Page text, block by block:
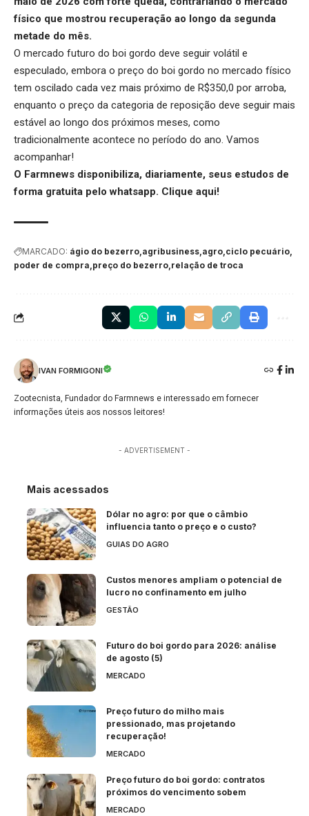
físico que mostrou recuperação ao longo da segunda
metade do mês.
O mercado futuro do boi gordo deve seguir volátil e
especulado, embora o preço do boi gordo no mercado físico
tem oscilado cada vez mais próximo de R$350,0 por arroba,
enquanto o preço da categoria de reposição deve seguir mais
estável ao longo dos próximos meses, como
tradicionalmente acontece no período do ano. Vamos
acompanhar!
O Farmnews disponibiliza, diariamente, seus estudos de
forma gratuita pelo whatsapp. Clique aqui!
MARCADO: ágio do bezerro agribusiness agro ciclo pecuário
poder de compra preço do bezerro relação de troca
IVAN FORMIGONI
Zootecnista, Fundador do Farmnews e interessado em fornecer
informações úteis aos nossos leitores!
- ADVERTISEMENT -
Mais acessados
Dólar no agro: por que o câmbio
influencia tanto o preço e o custo?
GUIAS DO AGRO
Custos menores ampliam o potencial de
lucro no confinamento em julho
GESTÃO
Futuro do boi gordo para 2026: análise
de agosto (5)
MERCADO
Preço futuro do milho mais
pressionado, mas projetando
recuperação!
MERCADO
Preço futuro do boi gordo: contratos
próximos do vencimento sobem
MERCADO